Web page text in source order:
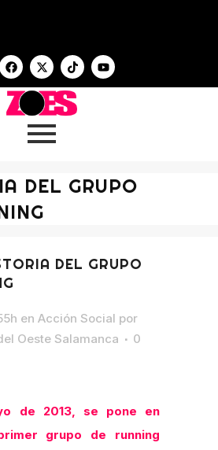
DEL GRUPO
DEL GRUPO
en Acción Social por
Oeste Salamanca
0
de 2013, se pone en
grupo de running